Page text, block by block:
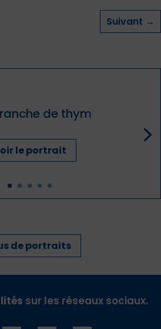
Suivant →
de thym
le portrait
de portraits
sur les réseaux sociaux.